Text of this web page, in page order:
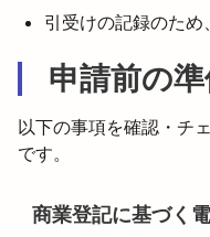
引受けの記録のため
申請前の
以下の事項を確認・チ
です。
商業登記に基づく